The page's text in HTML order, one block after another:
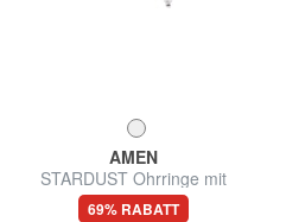
AMEN
STARDUST Ohrringe mit
Zirkonia
69% RABATT